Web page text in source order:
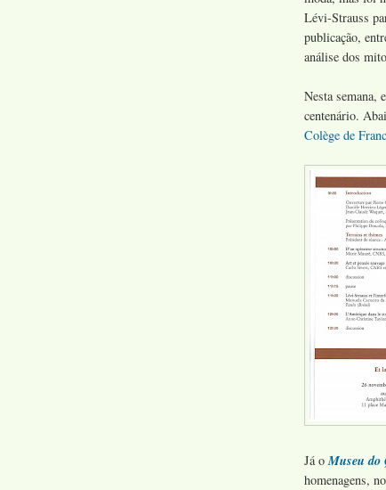
Lévi-Strauss
publicação,
análise dos
Nesta semana,
centenário.
Colège de
Já oMuseu
homenagens,